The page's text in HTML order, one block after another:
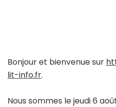
Bonjour et bienvenue sur
lit-info.fr.
Nous sommes le jeudi 6